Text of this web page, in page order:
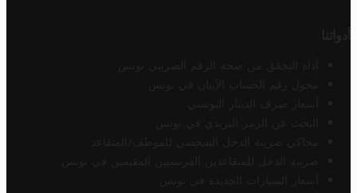
أدواتنا
أداة التحقق من صحة الرقم الضريبي تونس
محول رقم الحساب الآيبان في تونس
أسعار صرف الدينار التونسي
البحث عن الرمز البريدي في تونس
محاكي ضريبة الدخل الشخصي للموظف/المتقاعد
ضريبة الدخل للمتقاعدين الفرنسيين المقيمين في تونس
أسعار السيارات الجديدة في تونس